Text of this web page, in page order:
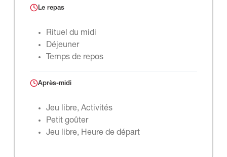
Le repas
Rituel du midi
Déjeuner
Temps de repos
Après-midi
Jeu libre, Activités
Petit goûter
Jeu libre, Heure de départ